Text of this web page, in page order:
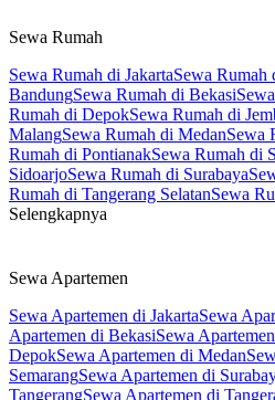
Sewa Rumah
Sewa Rumah di JakartaSewa Rumah
BandungSewa Rumah di Bekasi
Rumah di DepokSewa Rumah di
MalangSewa Rumah di MedanSewa
Rumah di PontianakSewa Rumah di
SidoarjoSewa Rumah di Surabaya
Rumah di Tangerang SelatanSewa
Selengkapnya
Sewa Apartemen
Sewa Apartemen di JakartaSewa
Apartemen di BekasiSewa
DepokSewa Apartemen di Medan
SemarangSewa Apartemen di
TangerangSewa Apartemen di